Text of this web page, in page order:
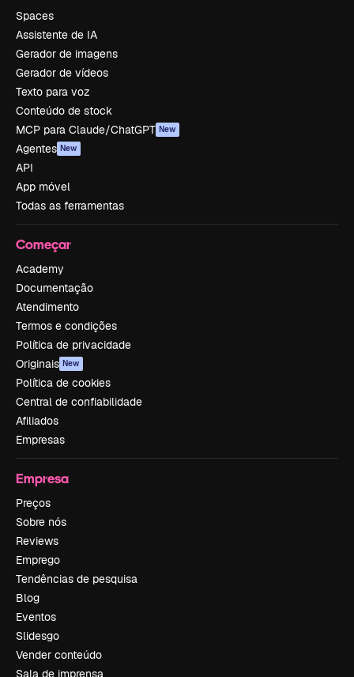
Spaces
Assistente de IA
Gerador de imagens
Gerador de vídeos
Texto para voz
Conteúdo de stock
MCP para Claude/ChatGPT New
Agentes New
API
App móvel
Todas as ferramentas
Começar
Academy
Documentação
Atendimento
Termos e condições
Política de privacidade
Originais New
Política de cookies
Central de confiabilidade
Afiliados
Empresas
Empresa
Preços
Sobre nós
Reviews
Emprego
Tendências de pesquisa
Blog
Eventos
Slidesgo
Vender conteúdo
Sala de imprensa